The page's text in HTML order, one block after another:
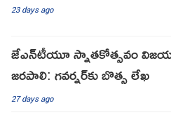
23 days ago
జేఎన్‌టీయూ స్నాతకోత్సవం
జరపాలి: గవర్నర్‌కు బొత్స లేఖ
27 days ago